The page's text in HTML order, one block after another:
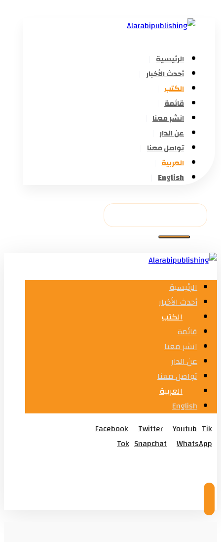
الرئيسية
أحدث الأخبار
الكتب
قائمة
انشر معنا
عن الدار
تواصل معنا
العربية
English
الرئيسية
أحدث الأخبار
الكتب
قائمة
انشر معنا
عن الدار
تواصل معنا
العربية
English
Facebook
Twitter Youtub Tik
Tok Snapchat
WhatsApp